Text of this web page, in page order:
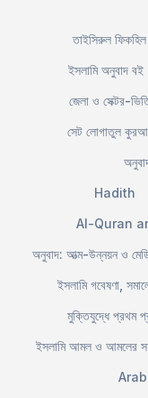
তাইসিরুল ফিকহিল
ইসলামি অনুবাদ বই
জেলা ও সেক্টর-
সেট লোগাতুল
Hadith
Al-Quran
অনুবাদ: আত্ম-উন্নয়ন ও
ইসলামি গবেষণা,
মুক্তিযুদ্ধে প্রথম
ইসলামি আমল ও আমলের